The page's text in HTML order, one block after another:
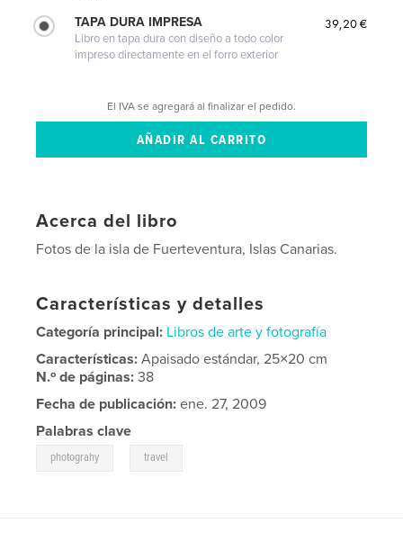
TAPA DURA IMPRESA
Libro en tapa dura con diseño a todo color
impreso directamente en el forro exterior
39,20 €
El IVA se agregará al finalizar el pedido.
Acerca del libro
Fotos de la isla de Fuerteventura, Islas Canarias.
Características y detalles
Categoría principal: Libros de arte y fotografía
Características:Apaisado estándar, 25×20 cm
N.º de páginas:38
Fecha de publicación: ene. 27, 2009
Palabras clave
photograhy travel